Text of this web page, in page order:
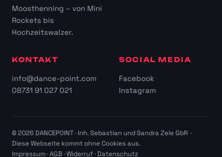
Moosthenning – von Mini
Rockets bis
Hochzeitswalzer.
KONTAKT
info@dance-point.com
08731 91 027 021
SOCIAL MEDIA
Facebook
Instagram
© 2026 DANCEPOINT · Inh. Sebastian und Sandra Zele GbR ·
Diese Webseite kommt ohne Cookies aus.
Impressum·AGB ·Widerruf·Datenschutz